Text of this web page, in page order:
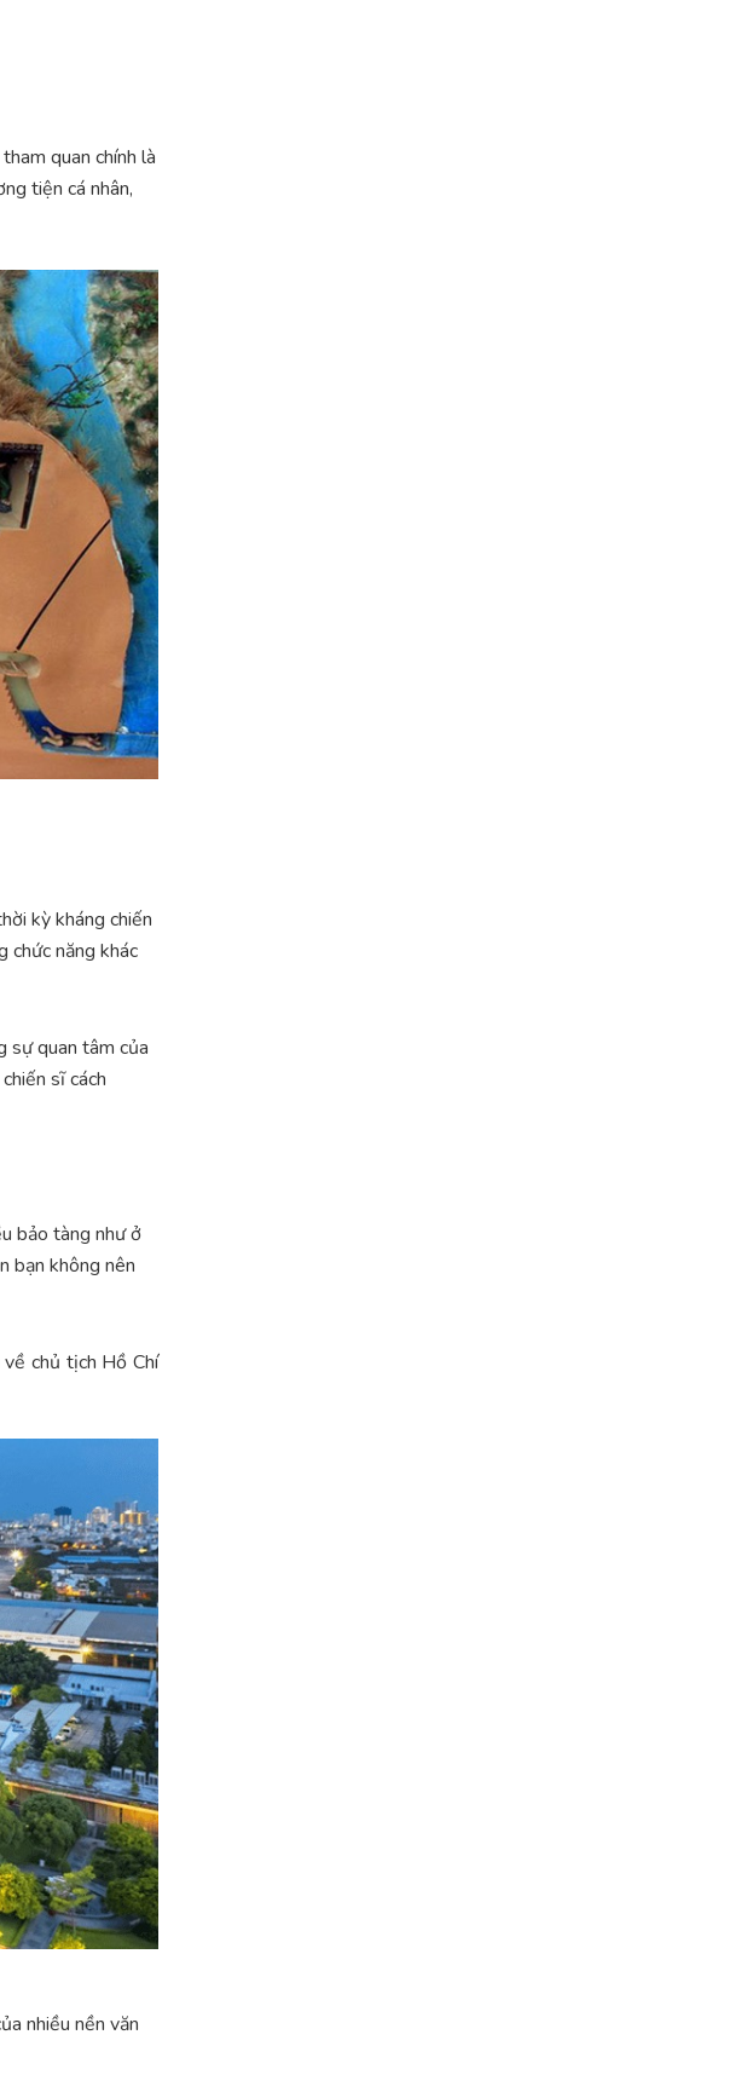
quan chính là
tiện cá nhân,
kỳ kháng chiến
chức năng khác
sự quan tâm của
sĩ cách
bảo tàng như ở
bạn không nên
chủ tịch Hồ Chí
nhiều nền văn